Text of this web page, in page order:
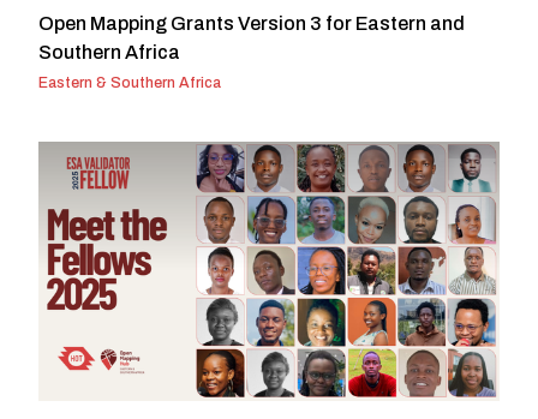
Open Mapping Grants Version 3 for Eastern and
Southern Africa
Eastern & Southern Africa